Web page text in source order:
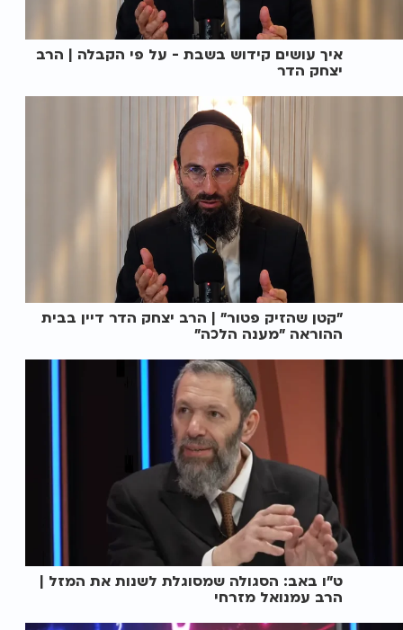
איך עושים קידוש בשבת - על פי הקבלה | הרב
יצחק הדר
"קטן שהזיק פטור" | הרב יצחק הדר דיין בבית
ההוראה "מענה הלכה"
ט"ו באב: הסגולה שמסוגלת לשנות את המזל |
הרב עמנואל מזרחי